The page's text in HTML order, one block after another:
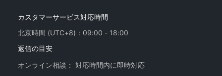
カスタマーサービス対応時間
北京時間 (UTC+8)：09:00 - 18:00
返信の目安
オンライン相談： 対応時間内に即時対応